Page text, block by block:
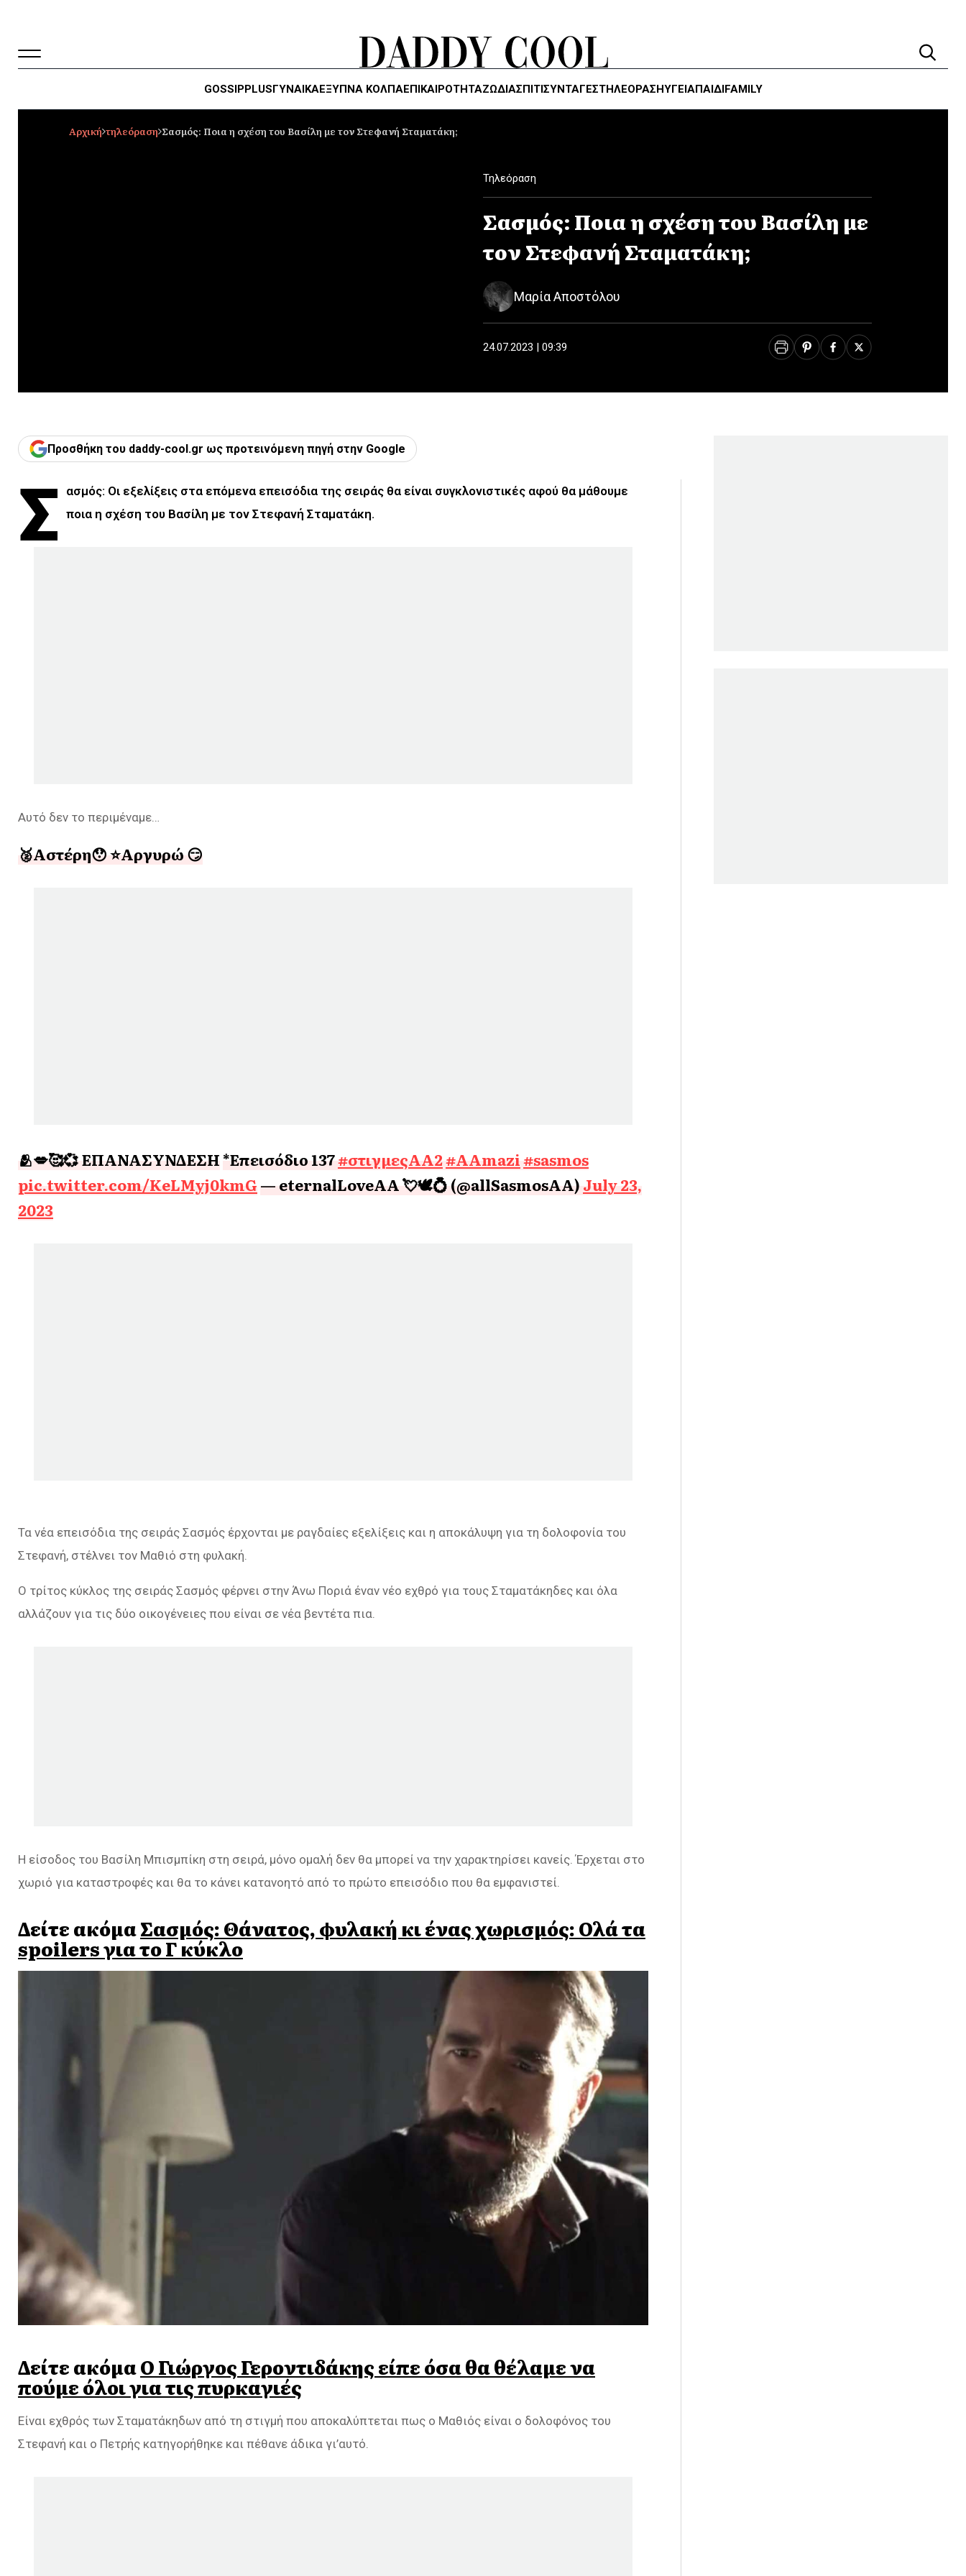
GOSSIPPLUSΓΥΝΑΙΚΑΈΞΥΠΝΑ ΚΌΛΠΑΕΠΙΚΑΙΡΟΤΗΤΑΖΏΔΙΑΣΠΙΤΙΣΥΝΤΑΓΕΣΤΗΛΕΌΡΑΣΗΥΓΕΊΑΠΑΙΔΙFAMILY
Αρχική τηλεόραση Σασμός: Ποια η σχέση του Βασίλη με τον Στεφανή Σταματάκη;
Τηλεόραση
Σασμός: Ποια η σχέση του Βασίλη με
τον Στεφανή Σταματάκη;
Μαρία Αποστόλου
24.07.2023 | 09:39
Προσθήκη του daddy-cool.gr ως προτεινόμενη πηγή στην Google
Σ
ασμός: Οι εξελίξεις στα επόμενα επεισόδια της σειράς θα είναι συγκλονιστικές αφού θα μάθουμε
ποια η σχέση του Βασίλη με τον Στεφανή Σταματάκη.
Αυτό δεν το περιμέναμε…
🥈Αστέρη😯 ⭐️Αργυρώ 😏
🫂💋🥰💞 ΕΠΑΝΑΣΥΝΔΕΣΗ*Επεισόδιο 137#στιγμεςΑΑ2#AAmazi#sasmos
pic.twitter.com/KeLMyj0kmG— eternalLoveAA 💘🕊️💍 (@allSasmosAA)July 23,
2023
Τα νέα επεισόδια της σειράς Σασμός έρχονται με ραγδαίες εξελίξεις και η αποκάλυψη για τη δολοφονία του
Στεφανή, στέλνει τον Μαθιό στη φυλακή.
Ο τρίτος κύκλος της σειράς Σασμός φέρνει στην Άνω Ποριά έναν νέο εχθρό για τους Σταματάκηδες και όλα
αλλάζουν για τις δύο οικογένειες που είναι σε νέα βεντέτα πια.
Η είσοδος του Βασίλη Μπισμπίκη στη σειρά, μόνο ομαλή δεν θα μπορεί να την χαρακτηρίσει κανείς. Έρχεται στο
χωριό για καταστροφές και θα το κάνει κατανοητό από το πρώτο επεισόδιο που θα εμφανιστεί.
Δείτε ακόμαΣασμός: Θάνατος, φυλακή κι ένας χωρισμός: Ολά τα
spoilers για το Γ κύκλο
Δείτε ακόμαO Γιώργος Γεροντιδάκης είπε όσα θα θέλαμε να
πούμε όλοι για τις πυρκαγιές
Είναι εχθρός των Σταματάκηδων από τη στιγμή που αποκαλύπτεται πως ο Μαθιός είναι ο δολοφόνος του
Στεφανή και ο Πετρής κατηγορήθηκε και πέθανε άδικα γι’αυτό.